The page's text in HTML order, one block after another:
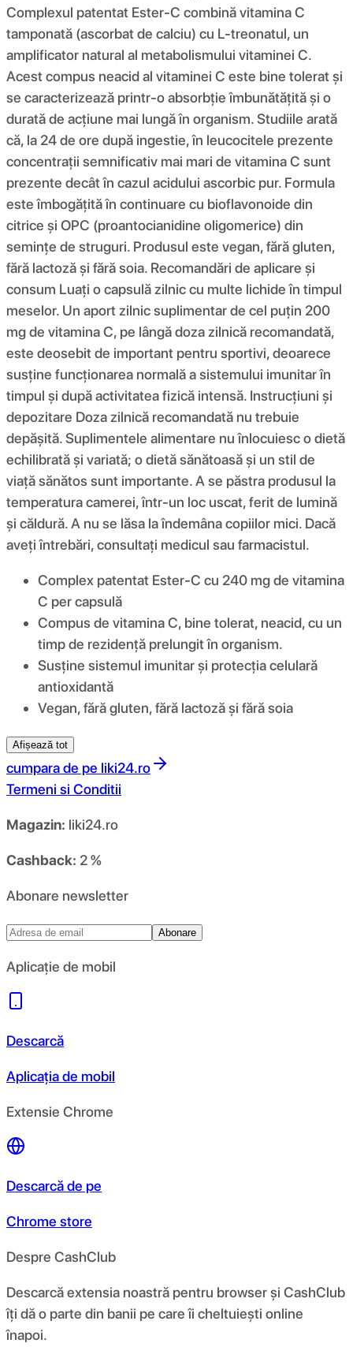
Complexul patentat Ester-C combină vitamina C
tamponată (ascorbat de calciu) cu L-treonatul, un
amplificator natural al metabolismului vitaminei C.
Acest compus neacid al vitaminei C este bine tolerat și
se caracterizează printr-o absorbție îmbunătățită și o
durată de acțiune mai lungă în organism. Studiile arată
că, la 24 de ore după ingestie, în leucocitele prezente
concentrații semnificativ mai mari de vitamina C sunt
prezente decât în ​​cazul acidului ascorbic pur. Formula
este îmbogățită în continuare cu bioflavonoide din
citrice și OPC (proantocianidine oligomerice) din
semințe de struguri. Produsul este vegan, fără gluten,
fără lactoză și fără soia. Recomandări de aplicare și
consum Luați o capsulă zilnic cu multe lichide în timpul
meselor. Un aport zilnic suplimentar de cel puțin 200
mg de vitamina C, pe lângă doza zilnică recomandată,
este deosebit de important pentru sportivi, deoarece
susține funcționarea normală a sistemului imunitar în
timpul și după activitatea fizică intensă. Instrucțiuni și
depozitare Doza zilnică recomandată nu trebuie
depășită. Suplimentele alimentare nu înlocuiesc o dietă
echilibrată și variată; o dietă sănătoasă și un stil de
viață sănătos sunt importante. A se păstra produsul la
temperatura camerei, într-un loc uscat, ferit de lumină
și căldură. A nu se lăsa la îndemâna copiilor mici. Dacă
aveți întrebări, consultați medicul sau farmacistul.
Complex patentat Ester-C cu 240 mg de vitamina
C per capsulă
Compus de vitamina C, bine tolerat, neacid, cu un
timp de rezidență prelungit în organism.
Susține sistemul imunitar și protecția celulară
antioxidantă
Vegan, fără gluten, fără lactoză și fără soia
Afișează tot
cumpara de pe liki24.ro
Termeni si Conditii
Magazin: liki24.ro
Cashback: 2 %
Abonare newsletter
Abonare
Aplicație de mobil
Descarcă
Aplicația de mobil
Extensie Chrome
Descarcă de pe
Chrome store
Despre CashClub
Descarcă extensia noastră pentru browser și CashClub
îți dă o parte din banii pe care îi cheltuiești online
înapoi.